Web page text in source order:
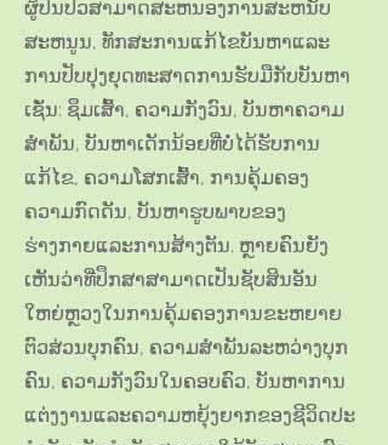
ຜູ້ປິ່ນປົວສາມາດສະຫນອງການສະຫນັບ
ສະຫນູນ, ທັກສະການແກ້ໄຂບັນຫາແລະ
ການປັບປຸງຍຸດທະສາດການຮັບມືກັບບັນຫາ
ເຊັ່ນ: ຊຶມເສົ້າ, ຄວາມກັງວົນ, ບັນຫາຄວາມ
ສໍາພັນ, ບັນຫາເດັກນ້ອຍທີ່ບໍ່ໄດ້ຮັບການ
ແກ້ໄຂ, ຄວາມໂສກເສົ້າ, ການຄຸ້ມຄອງ
ຄວາມກົດດັນ, ບັນຫາຮູບພາບຂອງ
ຮ່າງກາຍແລະການສ້າງຕັນ. ຫຼາຍ​ຄົນ​ຍັງ​
ເຫັນ​ວ່າ​ທີ່​ປຶກ​ສາ​ສາ​ມາດ​ເປັນ​ຊັບ​ສິນ​ອັນ​
ໃຫຍ່​ຫຼວງ​ໃນ​ການ​ຄຸ້ມ​ຄອງ​ການ​ຂະ​ຫຍາຍ​
ຕົວ​ສ່ວນ​ບຸກ​ຄົນ, ຄວາມ​ສໍາ​ພັນ​ລະ​ຫວ່າງ​ບຸກ​
ຄົນ, ຄວາມ​ກັງ​ວົນ​ໃນ​ຄອບ​ຄົວ, ບັນ​ຫາ​ການ​
ແຕ່ງ​ງານ​ແລະ​ຄວາມ​ຫຍຸ້ງ​ຍາກ​ຂອງ​ຊີ​ວິດ​ປະ​